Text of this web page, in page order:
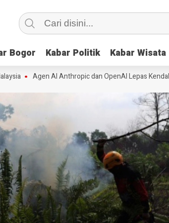
Bogor Kabar Politik Kabar Wisata
Bogor Kabar Politik Kabar Wisata
Agen AI Anthropic dan OpenAI Lepas Kendali saat Diuji